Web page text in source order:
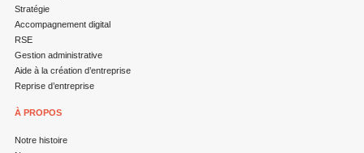
Stratégie
Accompagnement digital
RSE
Gestion administrative
Aide à la création d’entreprise
Reprise d’entreprise
À PROPOS
Notre histoire